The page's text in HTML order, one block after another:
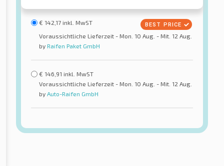
€ 142,17 inkl. MwST
Voraussichtliche Lieferzeit - Mon. 10 Aug. - Mit. 12 Aug.
by Raifen Paket GmbH
€ 146,91 inkl. MwST
Voraussichtliche Lieferzeit - Mon. 10 Aug. - Mit. 12 Aug.
by Auto-Raifen GmbH